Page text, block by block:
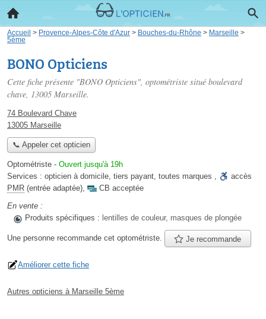
Accueil > Provence-Alpes-Côte d'Azur > Bouches-du-Rhône > Marseille >
5ème
BONO Opticiens
Cette fiche présente "BONO Opticiens", optométriste situé boulevard
chave, 13005 Marseille.
74 Boulevard Chave
13005 Marseille
📞 Appeler cet opticien
Optométriste - Ouvert jusqu'à 19h
Services : opticien à domicile, tiers payant, toutes marques ,
accès
PMR (entrée adaptée),
CB acceptée
En vente :
Produits spécifiques : lentilles de couleur, masques de plongée
Une personne recommande cet optométriste. Je recommande
Améliorer cette fiche
Autres opticiens à Marseille 5ème